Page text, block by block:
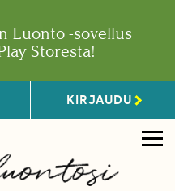
Luonto -sovellus
Storesta!
KIRJAUDU